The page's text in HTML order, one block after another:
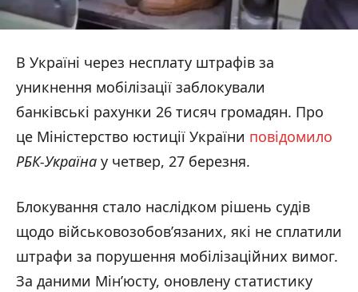
В Україні через несплату штрафів за
уникнення мобілізації заблокували
банківські рахунки 26 тисяч громадян. Про
це Міністерство юстиції України повідомило
РБК-Україна у четвер, 27 березня.
Блокування стало наслідком рішень судів
щодо військовозобов’язаних, які не сплатили
штрафи за порушення мобілізаційних вимог.
За даними Мін’юсту, оновлену статистику